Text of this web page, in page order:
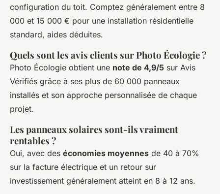
configuration du toit. Comptez généralement entre 8
000 et 15 000 € pour une installation résidentielle
standard, aides déduites.
Quels sont les avis clients sur Photo Écologie ?
Photo Écologie obtient une note de 4,9/5 sur Avis
Vérifiés grâce à ses plus de 60 000 panneaux
installés et son approche personnalisée de chaque
projet.
Les panneaux solaires sont-ils vraiment
rentables ?
Oui, avec des économies moyennes de 40 à 70%
sur la facture électrique et un retour sur
investissement généralement atteint en 8 à 12 ans.